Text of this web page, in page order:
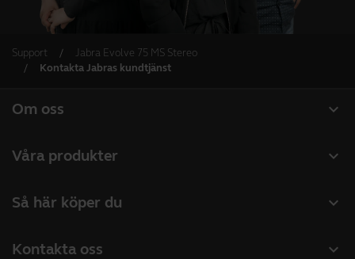
Support
Jabra Evolve 75 MS Stereo
Kontakta Jabras kundtjänst
expand_more
Om oss
Hållbarhet
expand_more
Våra produkter
Konferenskameror
expand_more
Så här köper du
expand_more
Kontakta oss